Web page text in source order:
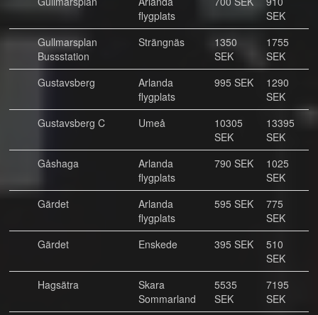
flygplats
SEK
Gullmarsplan
Bussstation
Strängnäs
1350
SEK
1755
SEK
Gustavsberg
Arlanda
flygplats
995 SEK
1290
SEK
Gustavsberg C
Umeå
10305
SEK
13395
SEK
Gåshaga
Arlanda
flygplats
790 SEK
1025
SEK
Gärdet
Arlanda
flygplats
595 SEK
775
SEK
Gärdet
Enskede 395 SEK
510
SEK
Hagsätra
Skara
Sommarland
5535
SEK
7195
SEK